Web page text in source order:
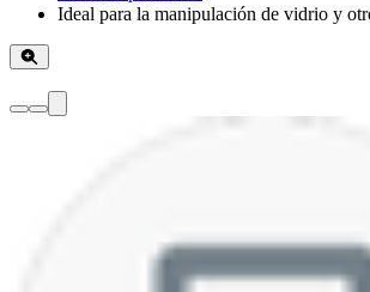
Ideal para la manipulación de vidrio y